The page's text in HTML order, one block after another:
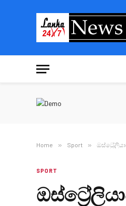
Home » Sport »
SPORT